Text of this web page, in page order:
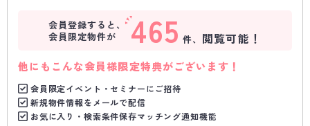
会員登録すると、
会員限定物件が
465 件、 閲覧可能！
他にもこんな会員様限定特典がございます！
会員限定イベント・セミナーにご招待
新規物件情報をメールで配信
お気に入り・検索条件保存マッチング通知機能